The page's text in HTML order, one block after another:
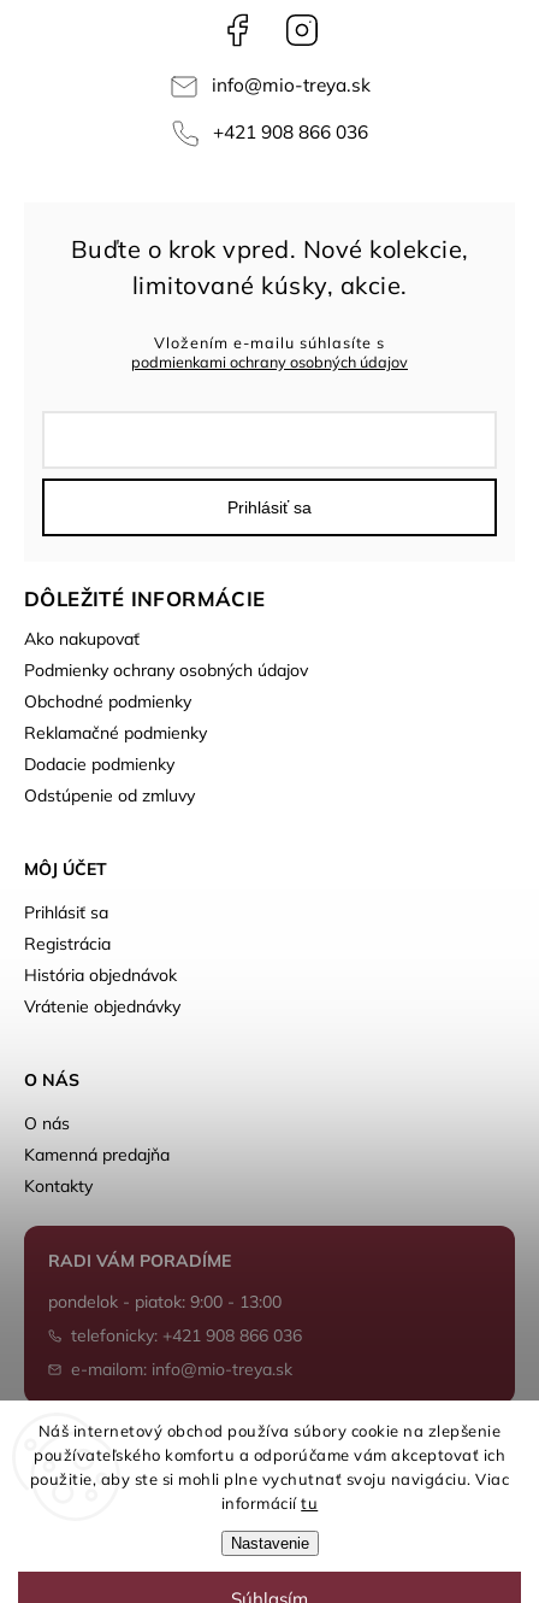
Náš internetový obchod používa súbory cookie na zlepšenie
používateľského komfortu a odporúčame vám akceptovať ich
použitie, aby ste si mohli plne vychutnať svoju navigáciu. Viac
informáciítu
Nastavenie
Facebook
info@mio-treya.sk
+421 908 866 036
DÔLEŽITÉ INFORMÁCIE
Ako nakupovať
Podmienky ochrany osobných údajov
Obchodné podmienky
Reklamačné podmienky
Dodacie podmienky
Odstúpenie od zmluvy
MÔJ ÚČET
Prihlásiť sa
Registrácia
História objednávok
Vrátenie objednávky
Vložením e-mailu súhlasíte s
podmienkami ochrany osobných údajov
Prihlásiť sa
O NÁS
O nás
Kamenná predajňa
Kontakty
RADI VÁM PORADÍME
pondelok - piatok: 9:00 - 13:00
telefonicky: +421 908 866 036
e-mailom: info@mio-treya.sk
Shoptet.sk